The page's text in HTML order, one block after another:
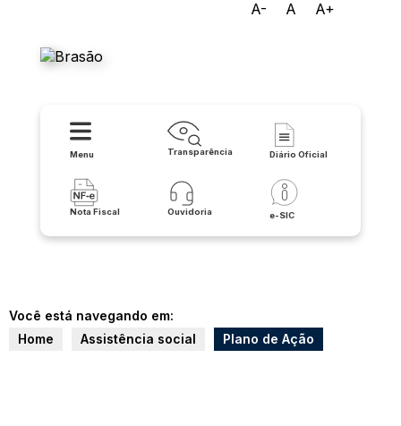
A- A A+
Menu Transparência Diário Oficial
Nota Fiscal Ouvidoria e-SIC
Você está navegando em:
Home
Assistência social Plano de Ação